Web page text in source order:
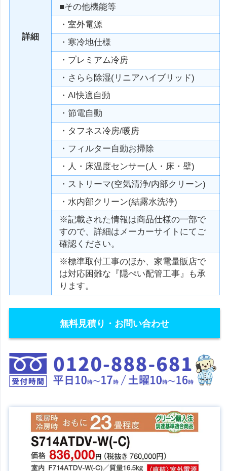
詳細
■その他機能等
・室外電源
・寒冷地仕様
・プレミアム冷房
・さらら除湿(リニアハイブリッド)
・AI快適自動
・節電自動
・タフネス冷房/暖房
・フィルター自動お掃除
・人・床温度センサー(人・床・壁)
・ストリーマ(空気清浄/内部クリーン)
・水内部クリーン(結露水洗浄)
※記載された情報は商品仕様の一部で
すので、詳細はメーカーサイトにてご
確認ください。
※標準取付工事のほか、家電量販店で
は対応困難な『隠ぺい配管工事』も承
ります。
無料見積り・お問い合わせ